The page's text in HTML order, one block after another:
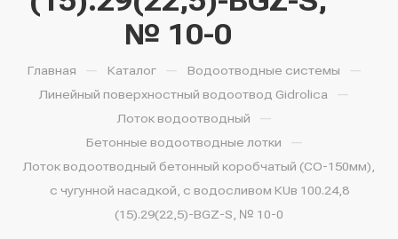
№ 10-0
Главная — Каталог — Водоотводные системы —
Линейный поверхностный водоотвод Gidrolica —
Лоток водоотводный —
Бетонные водоотводные лотки —
Лоток водоотводный бетонный коробчатый (СО-150мм),
с чугунной насадкой, с водосливом КUв 100.24,8
(15).29(22,5)-BGZ-S, № 10-0